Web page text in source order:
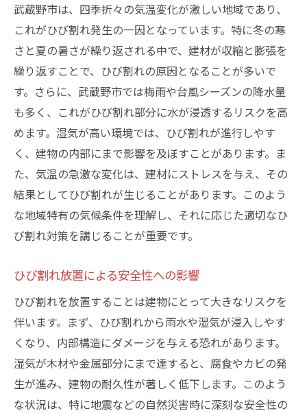
自己補修が難しい深刻なケースの見極め
環境に優しいひび割れ補修法の提案
プロが語るひび割れ補修での成功ポイント—武
蔵野市の事例から学ぶ
成功する補修のための事前調査の重要性
プロが推奨するひび割れ補修のステップ
施工後のメンテナンスで長持ちさせる方法
住民の声から学ぶ補修の成功事例
武蔵野市での施工事例が示すポイント
専門家に依頼するタイミングとその判断基
準
策法
定期的な点検がもたらす安心感
DIYでできる簡単なひび割れチェック法
予防としての防水加工のメリット
雨季前に行うべきひび割れ予防策
住民全員で取り組むひび割れ対策
武蔵野市は、四季折々の気温変化が激しい地域であり、
これがひび割れ発生の一因となっています。特に冬の寒
さと夏の暑さが繰り返される中で、建材が収縮と膨張を
繰り返すことで、ひび割れの原因となることが多いで
す。さらに、武蔵野市では梅雨や台風シーズンの降水量
も多く、これがひび割れ部分に水が浸透するリスクを高
めます。湿気が高い環境では、ひび割れが進行しやす
く、建物の内部にまで影響を及ぼすことがあります。ま
た、気温の急激な変化は、建材にストレスを与え、その
結果としてひび割れが生じることがあります。このよう
な地域特有の気候条件を理解し、それに応じた適切なひ
び割れ対策を講じることが重要です。
ひび割れ放置による安全性への影響
ひび割れを放置することは建物にとって大きなリスクを
伴います。まず、ひび割れから雨水や湿気が浸入しやす
くなり、内部構造にダメージを与える恐れがあります。
湿気が木材や金属部分にまで達すると、腐食やカビの発
生が進み、建物の耐久性が著しく低下します。このよう
な状況は、特に地震などの自然災害時に深刻な安全性の